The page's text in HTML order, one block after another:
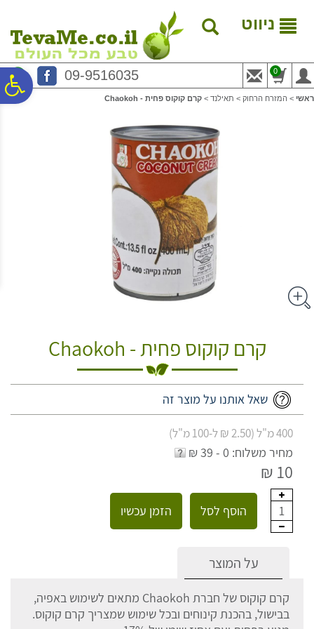
נגישות
המרכזי
ניווט
09-9516035 0
ראשי > המזרח הרחוק > תאילנד > קרם קוקוס פחית - Chaokoh
קרם קוקוס פחית - Chaokoh
שאל אותנו על מוצר זה
400 מ"ל (2.50 ₪ ל-100 מ"ל)
מחיר משלוח: 0 - 39 ₪
10 ₪
1 הוסף לסל הזמן עכשיו
על המוצר
קרם קוקוס של חברת Chaokoh מתאים לשימוש באפיה,
בבישול, בהכנת קינוחים ובכל שימוש שמצריך קרם קוקוס.